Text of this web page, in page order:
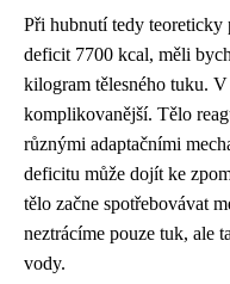
Při hubnutí tedy
deficit 7700 kcal, měli
kilogram tělesného tuku.
komplikovanější. Tělo
různými adaptačními
deficitu může dojít ke
tělo začne spotřebovávat
neztrácíme pouze tuk, ale
vody.